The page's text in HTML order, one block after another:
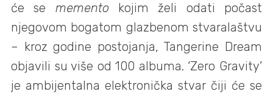
će se memento kojim želi odati počast
njegovom bogatom glazbenom stvaralaštvu
– kroz godine postojanja, Tangerine Dream
objavili su više od 100 albuma. ‘Zero Gravity’
je ambijentalna elektronička stvar čiji će se